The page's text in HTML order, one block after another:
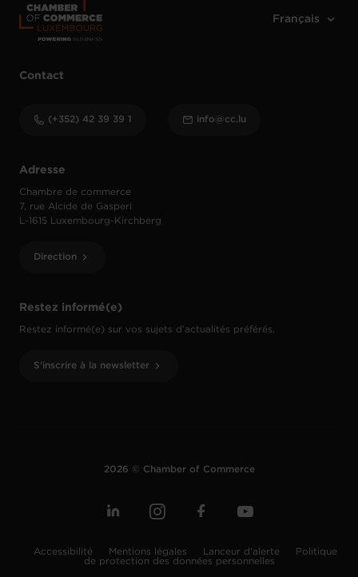
Restez informé(e)
Restez informé(e) sur vos sujets d’actualités préférés.
S'inscrire à la newsletter
Adresse
Chambre de commerce
7, rue Alcide de Gasperi
L-1615 Luxembourg-Kirchberg
Direction
Contact
(+352) 42 39 39 1 info@cc.lu
2026 © Chamber of Commerce
Accessibilité Mentions légales Lanceur d'alerte
Politique
de protection des données personnelles